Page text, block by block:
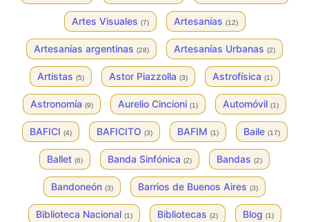
Artes Visuales (7) Artesanías (12)
Artesanías argentinas (28) Artesanías Urbanas (2)
Artistas (5) Astor Piazzolla (3) Astrofísica (1)
Astronomía (9) Aurelio Cincioni (1) Automóvil (1)
BAFICI (4) BAFICITO (3) BAFIM (1) Baile (17)
Ballet (6) Banda Sinfónica (2) Bandas (2)
Bandoneón (3) Barrios de Buenos Aires (3)
Biblioteca Nacional (1) Bibliotecas (2) Blog (1)